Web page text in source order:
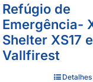
Refúgio de
Emergência-
Shelter XS17
Vallfirest
Detalhes